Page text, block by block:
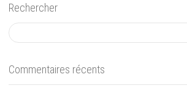
Rechercher
Commentaires récents